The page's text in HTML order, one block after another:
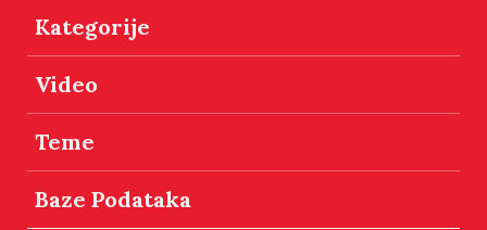
Kategorije
Video
Teme
Baze Podataka